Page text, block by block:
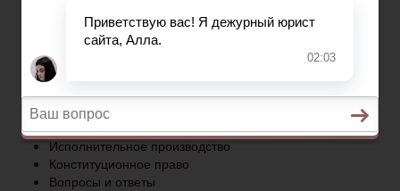
Вопросы и ответы
Главная
Социальное обеспечение
Квитанции ЖКХ
Исполнительное производство
Конституционное право
Вопросы и ответы